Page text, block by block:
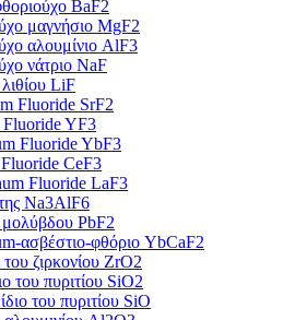
BaF2
μαγνήσιο MgF2
αλουμίνιο AlF3
νάτριο NaF
LiF
Fluoride SrF2
YF3
Fluoride YbF3
CeF3
Fluoride LaF3
Na3AlF6
PbF2
ασβέστιο-φθόριο YbCaF2
του ζιρκονίου ZrO2
του πυριτίου SiO2
του πυριτίου SiO